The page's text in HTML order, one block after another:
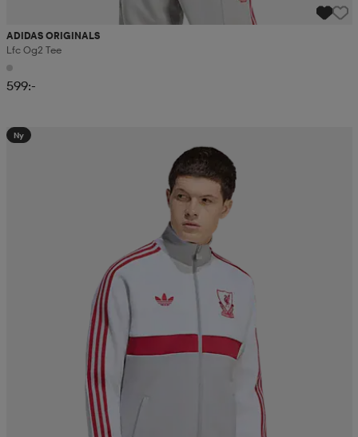
ADIDAS ORIGINALS
Lfc Og2 Tee
599:-
Ny